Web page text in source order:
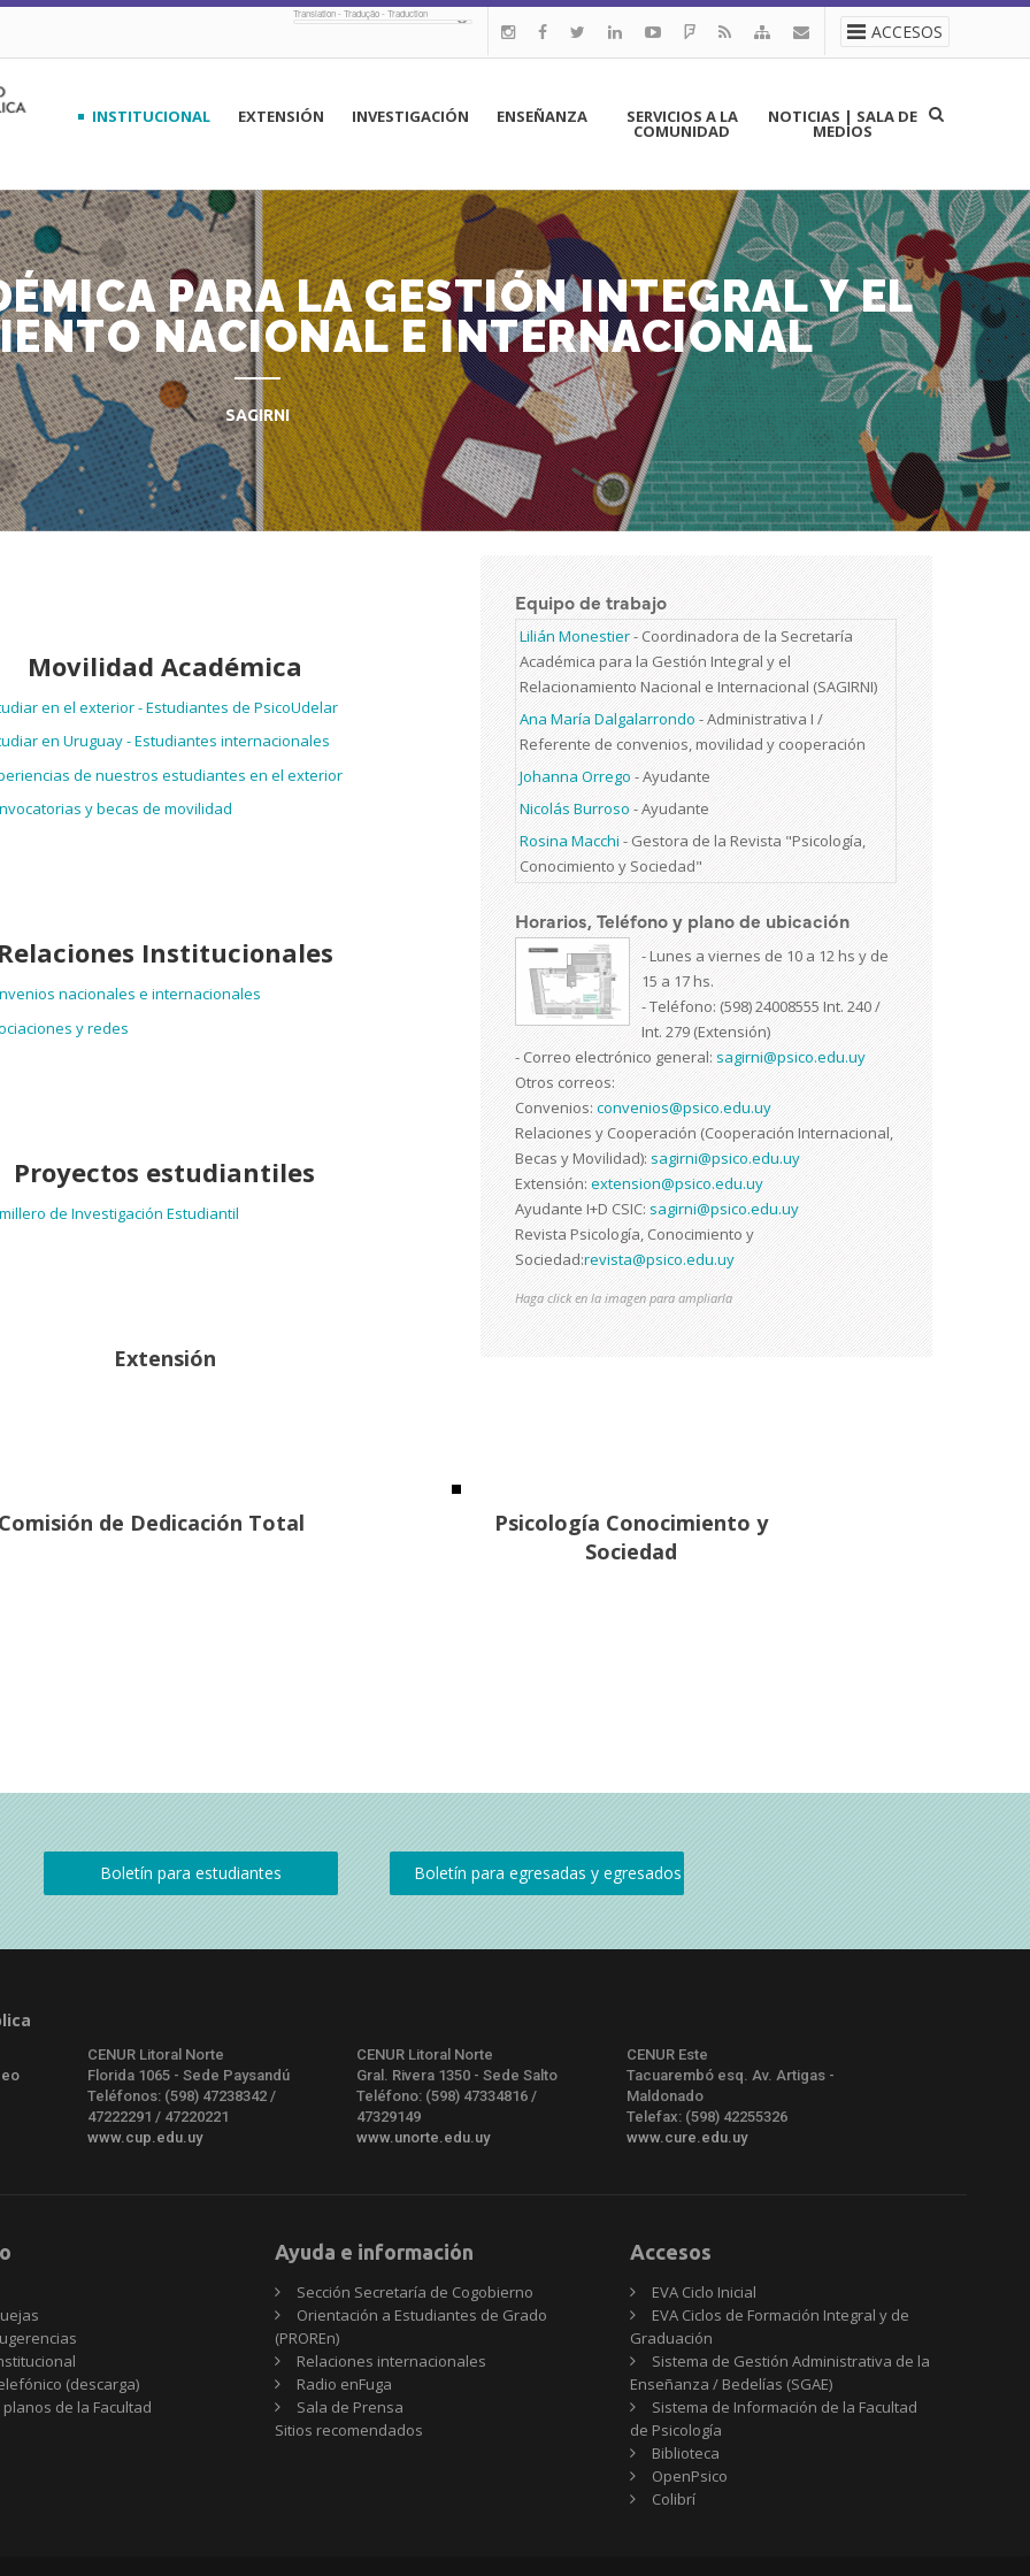
ACCESOS
Translation - Tradução - Traduction
principal
INSTITUCIONAL EXTENSIÓN INVESTIGACIÓN ENSEÑANZA SERVICIOS A LA
COMUNIDAD
NOTICIAS | SALA DE
MEDIOS
PARA LA GESTIÓN INTEGRAL Y EL
NACIONAL E INTERNACIONAL
SAGIRNI
Equipo de trabajo
Lilián Monestier-Coordinadora de la Secretaría
Académica para la Gestión Integral y el
Relacionamiento Nacional e Internacional (SAGIRNI)
Ana María Dalgalarrondo-Administrativa I /
Referente de convenios, movilidad y cooperación
Johanna Orrego-Ayudante
Nicolás Burroso-Ayudante
Rosina Macchi-Gestora de la Revista "Psicología,
Conocimiento y Sociedad"
Horarios, Teléfono y plano de ubicación
- Lunes a viernes de 10 a 12 hs y de
15 a 17 hs.
- Teléfono: (598) 24008555 Int. 240 /
Int. 279 (Extensión)
- Correo electrónico general:sagirni@psico.edu.uy
Otros correos:
Convenios:convenios@psico.edu.uy
Relaciones y Cooperación (Cooperación Internacional,
Becas y Movilidad):sagirni@psico.edu.uy
Extensión:extension@psico.edu.uy
Ayudante I+D CSIC:sagirni@psico.edu.uy
Revista Psicología, Conocimiento y
Sociedad:revista@psico.edu.uy
Haga click en la imagen para ampliarla
Movilidad Académica
en el exterior - Estudiantes de PsicoUdelar
en Uruguay - Estudiantes internacionales
de nuestros estudiantes en el exterior
y becas de movilidad
Institucionales
nacionales e internacionales
y redes
Proyectos estudiantiles
de Investigación Estudiantil
Extensión
de Dedicación Total
Psicología Conocimiento y
Sociedad
CENUR Litoral Norte
Florida 1065 - Sede Paysandú
Teléfonos: (598) 47238342 /
47222291 / 47220221
www.cup.edu.uy
CENUR Litoral Norte
Gral. Rivera 1350 - Sede Salto
Teléfono: (598) 47334816 /
47329149
www.unorte.edu.uy
CENUR Este
Tacuarembó esq. Av. Artigas -
Maldonado
Telefax: (598) 42255326
www.cure.edu.uy
(descarga)
de la Facultad
Ayuda e información
Sección Secretaría de Cogobierno
Orientación a Estudiantes de Grado
(PROREn)
Relaciones internacionales
Radio enFuga
Sala de Prensa
Sitios
Sitios recomendados
Accesos
EVA Ciclo Inicial
EVA Ciclos de Formación Integral y de
Graduación
Sistema de Gestión Administrativa de la
Enseñanza / Bedelías (SGAE)
Sistema de Información de la Facultad
de Psicología
Biblioteca
OpenPsico
Colibrí